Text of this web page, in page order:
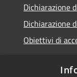
Dichiarazione
Dichiarazione
Obiettivi di